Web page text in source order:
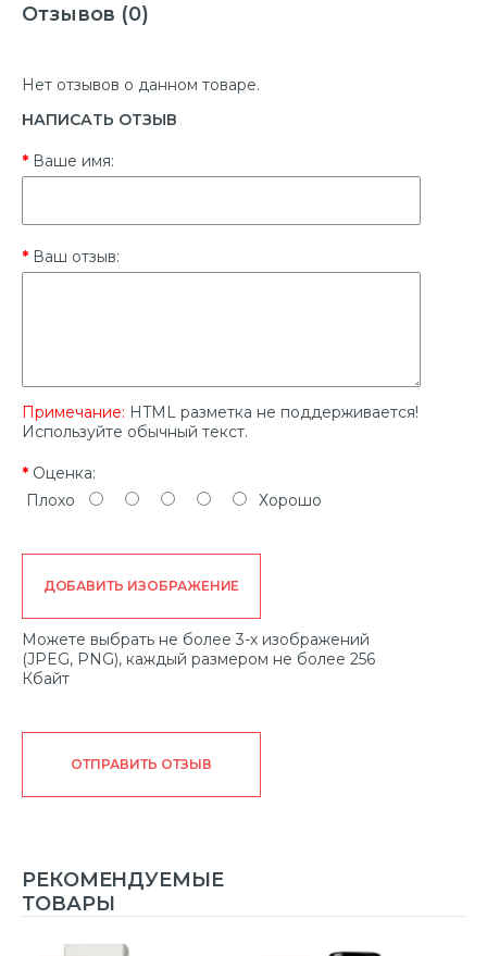
Отзывов (0)
Нет отзывов о данном товаре.
НАПИСАТЬ ОТЗЫВ
Ваше имя:
Ваш отзыв:
Примечание: HTML разметка не поддерживается!
Используйте обычный текст.
Оценка:
Плохо
Хорошо
ДОБАВИТЬ ИЗОБРАЖЕНИЕ
Можете выбрать не более 3-х изображений
(JPEG, PNG), каждый размером не более 256
Кбайт
ОТПРАВИТЬ ОТЗЫВ
РЕКОМЕНДУЕМЫЕ
ТОВАРЫ